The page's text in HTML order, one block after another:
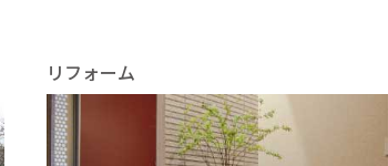
リフォーム